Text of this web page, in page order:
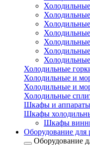
Холодильные
Холодильные и
Холодильные и
Холодильные
Шкафы и аппараты
Шкафы
Шкафы
Оборудование для
Оборудование